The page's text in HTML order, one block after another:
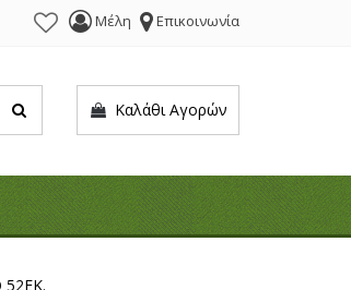
Μέλη Επικοινωνία
Καλάθι Αγορών